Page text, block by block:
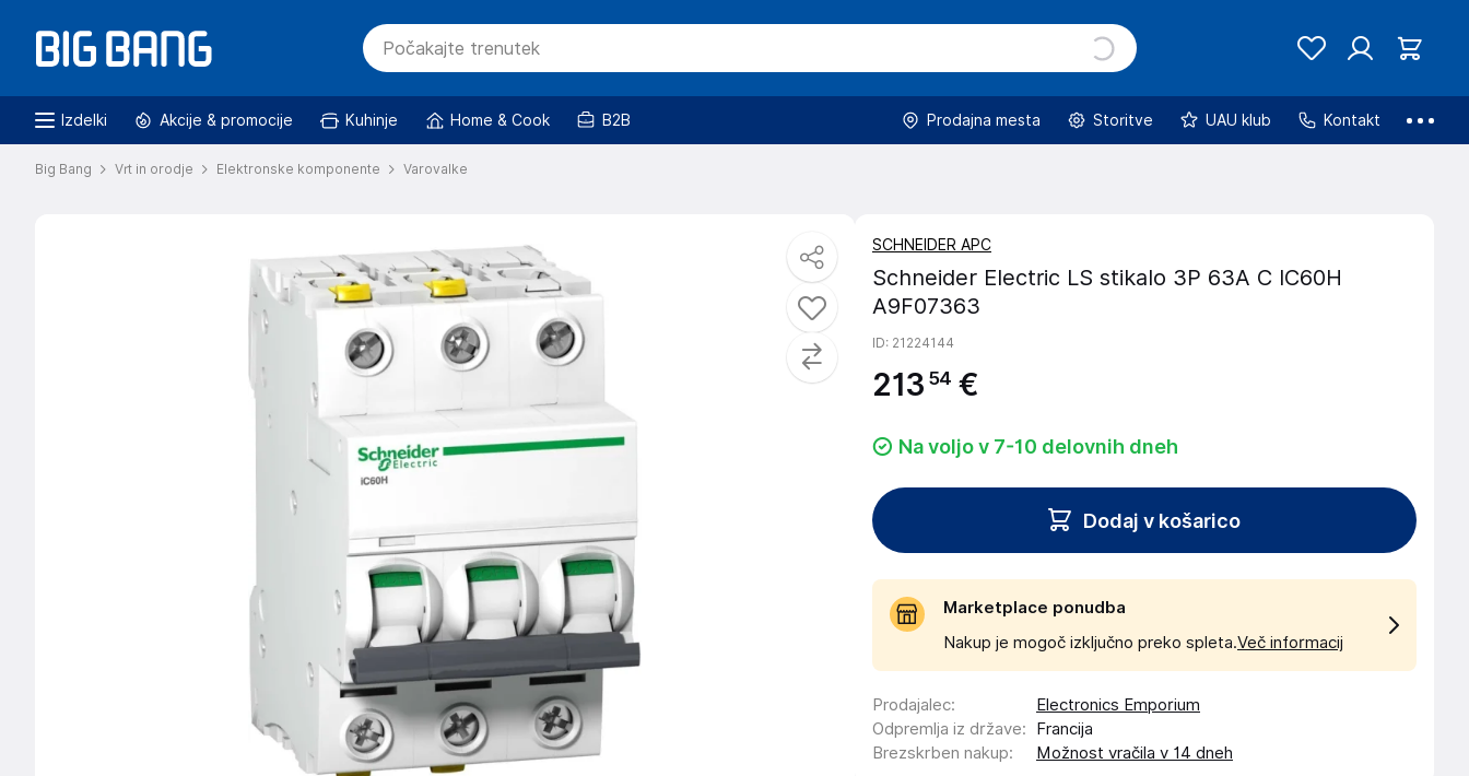
Izdelki Akcije & promocije Kuhinje Home & Cook B2B Prodajna mesta Storitve UAU klub Kontakt
Big Bang Vrt in orodje Elektronske komponente Varovalke
SCHNEIDER APC
Schneider Electric LS stikalo 3P 63A C IC60H
A9F07363
ID: 21224144
213 54 €
Na voljo v 7-10 delovnih dneh
Dodaj v košarico
Marketplace ponudba
Nakup je mogoč izključno preko spleta.Več informacij
Prodajalec:
Electronics Emporium
Odpremlja iz države:
Francija
Brezskrben nakup: Možnost vračila v 14 dneh